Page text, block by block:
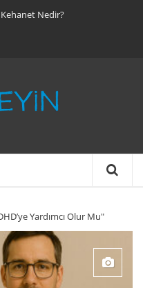
Nedir?
Yardımcı Olur Mu"